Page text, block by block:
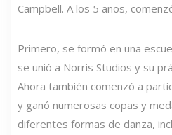
Campbell. A los 5 años,
Primero, se formó en una
se unió a Norris Studios y su
Ahora también comenzó a
y ganó numerosas copas y
diferentes formas de danza,